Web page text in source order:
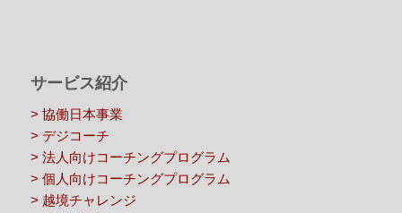
サービス紹介
> 協働日本事業
> デジコーチ
> 法人向けコーチングプログラム
> 個人向けコーチングプログラム
> 越境チャレンジ